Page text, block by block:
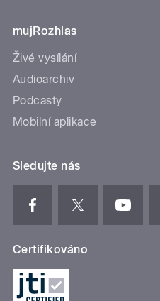
mujRozhlas
Živé vysílání
Audioarchiv
Podcasty
Mobilní aplikace
Sledujte nás
Certifikováno